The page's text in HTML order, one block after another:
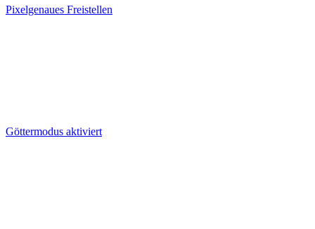
Pixelgenaues Freistellen
Göttermodus aktiviert